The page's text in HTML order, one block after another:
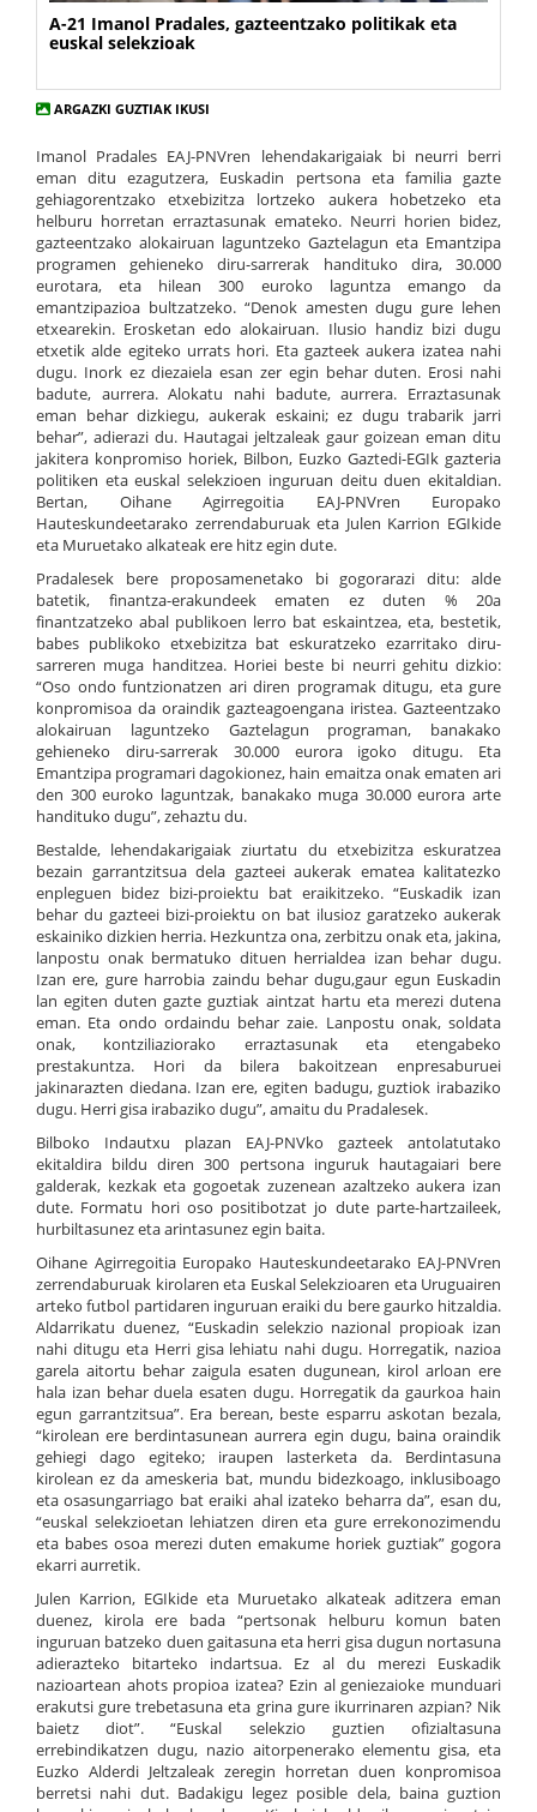
A-21 Imanol Pradales, gazteentzako politikak eta
euskal selekzioak
ARGAZKI GUZTIAK IKUSI
Imanol Pradales EAJ-PNVren lehendakarigaiak bi neurri berri
eman ditu ezagutzera, Euskadin pertsona eta familia gazte
gehiagorentzako etxebizitza lortzeko aukera hobetzeko eta
helburu horretan erraztasunak emateko. Neurri horien bidez,
gazteentzako alokairuan laguntzeko Gaztelagun eta Emantzipa
programen gehieneko diru-sarrerak handituko dira, 30.000
eurotara, eta hilean 300 euroko laguntza emango da
emantzipazioa bultzatzeko. “Denok amesten dugu gure lehen
etxearekin. Erosketan edo alokairuan. Ilusio handiz bizi dugu
etxetik alde egiteko urrats hori. Eta gazteek aukera izatea nahi
dugu. Inork ez diezaiela esan zer egin behar duten. Erosi nahi
badute, aurrera. Alokatu nahi badute, aurrera. Erraztasunak
eman behar dizkiegu, aukerak eskaini; ez dugu trabarik jarri
behar”, adierazi du. Hautagai jeltzaleak gaur goizean eman ditu
jakitera konpromiso horiek, Bilbon, Euzko Gaztedi-EGIk gazteria
politiken eta euskal selekzioen inguruan deitu duen ekitaldian.
Bertan, Oihane Agirregoitia EAJ-PNVren Europako
Hauteskundeetarako zerrendaburuak eta Julen Karrion EGIkide
eta Muruetako alkateak ere hitz egin dute.
Pradalesek bere proposamenetako bi gogorarazi ditu: alde
batetik, finantza-erakundeek ematen ez duten % 20a
finantzatzeko abal publikoen lerro bat eskaintzea, eta, bestetik,
babes publikoko etxebizitza bat eskuratzeko ezarritako diru-
sarreren muga handitzea. Horiei beste bi neurri gehitu dizkio:
“Oso ondo funtzionatzen ari diren programak ditugu, eta gure
konpromisoa da oraindik gazteagoengana iristea. Gazteentzako
alokairuan laguntzeko Gaztelagun programan, banakako
gehieneko diru-sarrerak 30.000 eurora igoko ditugu. Eta
Emantzipa programari dagokionez, hain emaitza onak ematen ari
den 300 euroko laguntzak, banakako muga 30.000 eurora arte
handituko dugu”, zehaztu du.
Bestalde, lehendakarigaiak ziurtatu du etxebizitza eskuratzea
bezain garrantzitsua dela gazteei aukerak ematea kalitatezko
enpleguen bidez bizi-proiektu bat eraikitzeko. “Euskadik izan
behar du gazteei bizi-proiektu on bat ilusioz garatzeko aukerak
eskainiko dizkien herria. Hezkuntza ona, zerbitzu onak eta, jakina,
lanpostu onak bermatuko dituen herrialdea izan behar dugu.
Izan ere, gure harrobia zaindu behar dugu,gaur egun Euskadin
lan egiten duten gazte guztiak aintzat hartu eta merezi dutena
eman. Eta ondo ordaindu behar zaie. Lanpostu onak, soldata
onak, kontziliaziorako erraztasunak eta etengabeko
prestakuntza. Hori da bilera bakoitzean enpresaburuei
jakinarazten diedana. Izan ere, egiten badugu, guztiok irabaziko
dugu. Herri gisa irabaziko dugu”, amaitu du Pradalesek.
Bilboko Indautxu plazan EAJ-PNVko gazteek antolatutako
ekitaldira bildu diren 300 pertsona inguruk hautagaiari bere
galderak, kezkak eta gogoetak zuzenean azaltzeko aukera izan
dute. Formatu hori oso positibotzat jo dute parte-hartzaileek,
hurbiltasunez eta arintasunez egin baita.
Oihane Agirregoitia Europako Hauteskundeetarako EAJ-PNVren
zerrendaburuak kirolaren eta Euskal Selekzioaren eta Uruguairen
arteko futbol partidaren inguruan eraiki du bere gaurko hitzaldia.
Aldarrikatu duenez, “Euskadin selekzio nazional propioak izan
nahi ditugu eta Herri gisa lehiatu nahi dugu. Horregatik, nazioa
garela aitortu behar zaigula esaten dugunean, kirol arloan ere
hala izan behar duela esaten dugu. Horregatik da gaurkoa hain
egun garrantzitsua”. Era berean, beste esparru askotan bezala,
“kirolean ere berdintasunean aurrera egin dugu, baina oraindik
gehiegi dago egiteko; iraupen lasterketa da. Berdintasuna
kirolean ez da ameskeria bat, mundu bidezkoago, inklusiboago
eta osasungarriago bat eraiki ahal izateko beharra da”, esan du,
“euskal selekzioetan lehiatzen diren eta gure errekonozimendu
eta babes osoa merezi duten emakume horiek guztiak” gogora
ekarri aurretik.
Julen Karrion, EGIkide eta Muruetako alkateak aditzera eman
duenez, kirola ere bada “pertsonak helburu komun baten
inguruan batzeko duen gaitasuna eta herri gisa dugun nortasuna
adierazteko bitarteko indartsua. Ez al du merezi Euskadik
nazioartean ahots propioa izatea? Ezin al geniezaioke munduari
erakutsi gure trebetasuna eta grina gure ikurrinaren azpian? Nik
baietz diot”. “Euskal selekzio guztien ofizialtasuna
errebindikatzen dugu, nazio aitorpenerako elementu gisa, eta
Euzko Alderdi Jeltzaleak zeregin horretan duen konpromisoa
berretsi nahi dut. Badakigu legez posible dela, baina guztion